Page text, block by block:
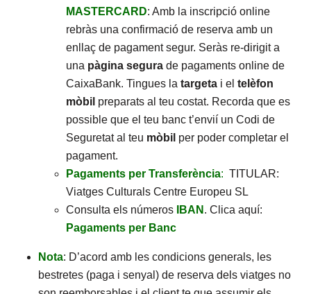
MASTERCARD: Amb la inscripció online
rebràs una confirmació de reserva amb un
enllaç de pagament segur. Seràs re-dirigit a
una pàgina segura de pagaments online de
CaixaBank. Tingues la targeta i el telèfon
mòbil preparats al teu costat. Recorda que es
possible que el teu banc t’envií un Codi de
Seguretat al teu mòbil per poder completar el
pagament.
Pagaments per Transferència: TITULAR:
Viatges Culturals Centre Europeu SL
Consulta els números
IBAN . Clica aquí:
Pagaments per Banc
Nota: D’acord amb les condicions generals, les
bestretes (paga i senyal) de reserva dels viatges no